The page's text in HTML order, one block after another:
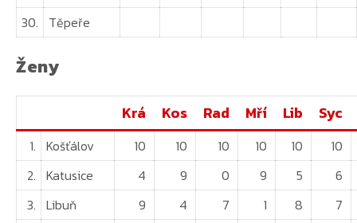
30.
Těpeře
Ženy
Krá Kos Rad Mří Lib Syc
1. Košťálov 10 10 10 10 10
10
2. Katusice 4 9 0 9 5
6
3. Libuň 9 4 7 1 8
7